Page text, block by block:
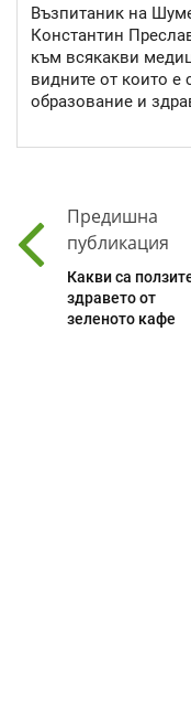
Възпитаник на
Константин
към всякакви
видните от които е
образование и
Предишна
публикация
Какви са
здравето от
зеленото кафе